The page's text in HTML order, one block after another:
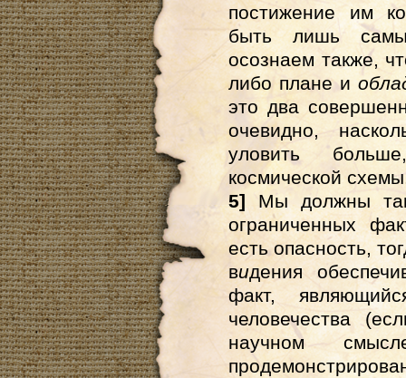
постижение им
быть лишь
осознаем также,
либо плане и
это два
очевидно,
уловить
космической
5] Мы должны
ограниченных
есть опасность,
видения
факт,
человечества
научном